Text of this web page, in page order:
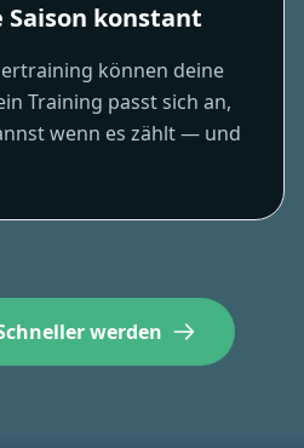
Saison konstant
können deine
Training passt sich an,
wenn es zählt — und
werden